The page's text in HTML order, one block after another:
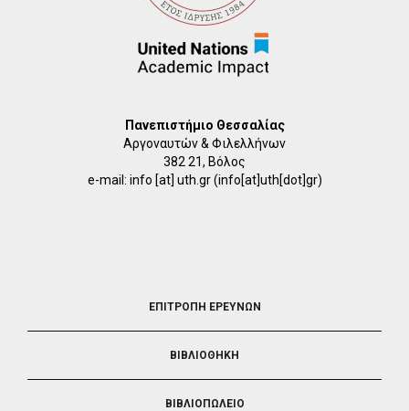
Πανεπιστήμιο Θεσσαλίας
Αργοναυτών & Φιλελλήνων
382 21, Βόλος
e-mail: info [at] uth.gr(info[at]uth[dot]gr)
ΕΠΙΤΡΟΠΗ ΕΡΕΥΝΩΝ
ΒΙΒΛΙΟΘΗΚΗ
ΒΙΒΛΙΟΠΩΛΕΙΟ